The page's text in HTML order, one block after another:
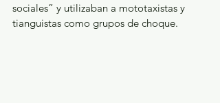
sociales” y utilizaban a mototaxistas y
tianguistas como grupos de choque.